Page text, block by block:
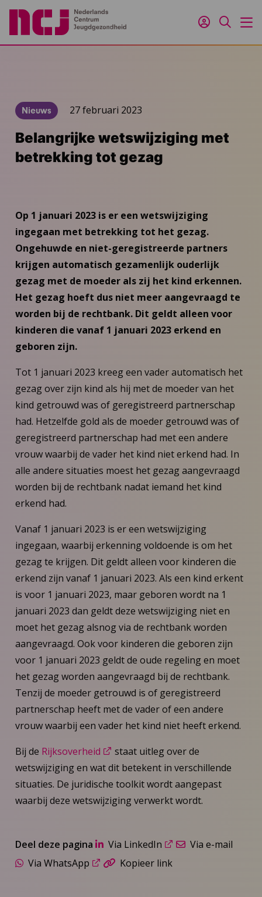
Inloggen
Zoeken
Nieuws 27 februari 2023
Belangrijke wetswijziging met
betrekking tot gezag
Op 1 januari 2023 is er een wetswijziging
ingegaan met betrekking tot het gezag.
Ongehuwde en niet-geregistreerde partners
krijgen automatisch gezamenlijk ouderlijk
gezag met de moeder als zij het kind erkennen.
Het gezag hoeft dus niet meer aangevraagd te
worden bij de rechtbank. Dit geldt alleen voor
kinderen die vanaf 1 januari 2023 erkend en
geboren zijn.
Tot 1 januari 2023 kreeg een vader automatisch het
gezag over zijn kind als hij met de moeder van het
kind getrouwd was of geregistreerd partnerschap
had. Hetzelfde gold als de moeder getrouwd was of
geregistreerd partnerschap had met een andere
vrouw waarbij de vader het kind niet erkend had. In
alle andere situaties moest het gezag aangevraagd
worden bij de rechtbank nadat iemand het kind
erkend had.
Vanaf 1 januari 2023 is er een wetswijziging
ingegaan, waarbij erkenning voldoende is om het
gezag te krijgen. Dit geldt alleen voor kinderen die
erkend zijn vanaf 1 januari 2023. Als een kind erkent
is voor 1 januari 2023, maar geboren wordt na 1
januari 2023 dan geldt deze wetswijziging niet en
moet het gezag alsnog via de rechtbank worden
aangevraagd. Ook voor kinderen die geboren zijn
voor 1 januari 2023 geldt de oude regeling en moet
het gezag worden aangevraagd bij de rechtbank.
Tenzij de moeder getrouwd is of geregistreerd
partnerschap heeft met de vader of een andere
vrouw waarbij een vader het kind niet heeft erkend.
Bij de Rijksoverheid
staat uitleg over de
wetswijziging en wat dit betekent in verschillende
situaties. De juridische toolkit wordt aangepast
waarbij deze wetswijziging verwerkt wordt.
Deel deze pagina Via LinkedIn
Via e-mail
Via WhatsApp
Kopieer link